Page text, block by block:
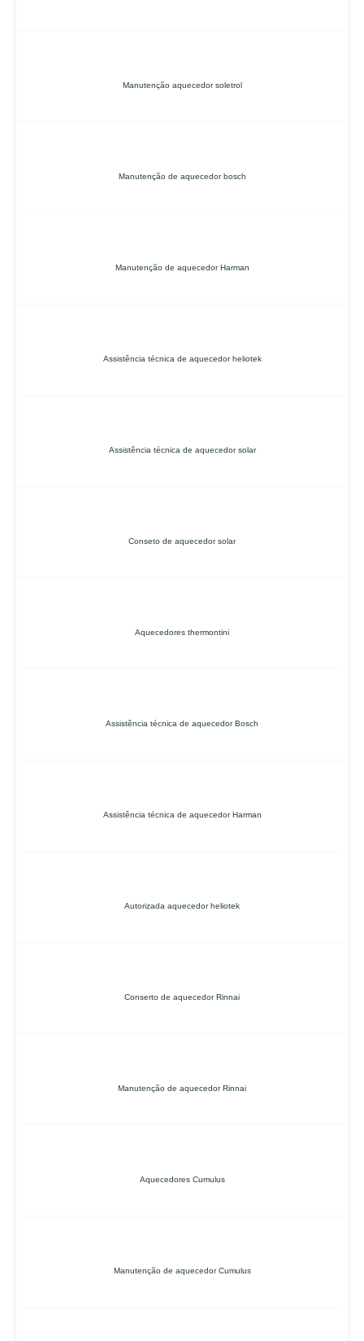
Manutenção aquecedor soletrol
Manutenção de aquecedor bosch
Manutenção de aquecedor Harman
Assistência técnica de aquecedor heliotek
Assistência técnica de aquecedor solar
Conseto de aquecedor solar
Aquecedores thermontini
Assistência técnica de aquecedor Bosch
Assistência técnica de aquecedor Harman
Autorizada aquecedor heliotek
Conserto de aquecedor Rinnai
Manutenção de aquecedor Rinnai
Aquecedores Cumulus
Manutenção de aquecedor Cumulus